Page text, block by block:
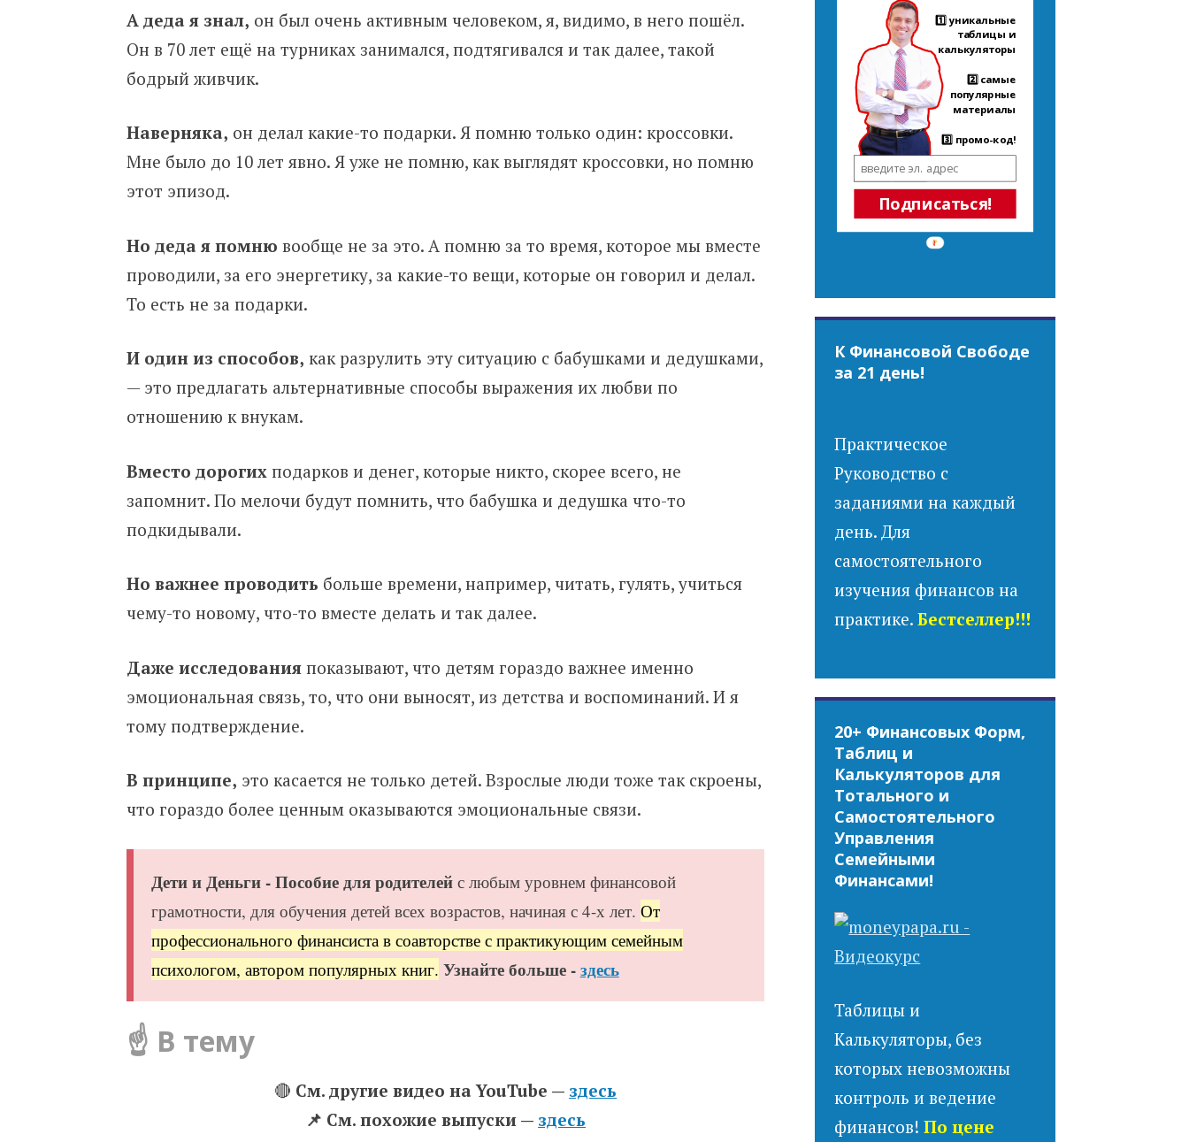
А деда я знал, он был очень активным человеком, я, видимо, в него пошёл.
Он в 70 лет ещё на турниках занимался, подтягивался и так далее, такой
бодрый живчик.
Наверняка, он делал какие-то подарки. Я помню только один: кроссовки.
Мне было до 10 лет явно. Я уже не помню, как выглядят кроссовки, но помню
этот эпизод.
Но деда я помню вообще не за это. А помню за то время, которое мы вместе
проводили, за его энергетику, за какие-то вещи, которые он говорил и делал.
То есть не за подарки.
И один из способов, как разрулить эту ситуацию с бабушками и дедушками,
— это предлагать альтернативные способы выражения их любви по
отношению к внукам.
Вместо дорогих подарков и денег, которые никто, скорее всего, не
запомнит. По мелочи будут помнить, что бабушка и дедушка что-то
подкидывали.
Но важнее проводить больше времени, например, читать, гулять, учиться
чему-то новому, что-то вместе делать и так далее.
Даже исследованияпоказывают, что детям гораздо важнее именно
эмоциональная связь, то, что они выносят, из детства и воспоминаний. И я
тому подтверждение.
В принципе, это касается не только детей. Взрослые люди тоже так скроены,
что гораздо более ценным оказываются эмоциональные связи.
Дети и Деньги - Пособие для родителейс любым уровнем финансовой
грамотности, для обучения детей всех возрастов, начиная с 4-х лет. От
профессионального финансиста в соавторстве с практикующим семейным
психологом, автором популярных книг. Узнайте больше -здесь
☝️ В тему
🔴 См. другие видео на YouTube — здесь
📌 Cм. похожие выпуски — здесь
Подписаться!
1️⃣ уникальные
таблицы и
калькуляторы
2️⃣ самые
популярные
материалы
3️⃣ промо-код!
К Финансовой Свободе
за 21 день!
Практическое
Руководство с
заданиями на каждый
день. Для
самостоятельного
изучения финансов на
практике.Бестселлер!!!
20+ Финансовых Форм,
Таблиц и
Калькуляторов для
Тотального и
Самостоятельного
Управления
Семейными
Финансами!
Таблицы и
Калькуляторы, без
которых невозможны
контроль и ведение
финансов!По цене